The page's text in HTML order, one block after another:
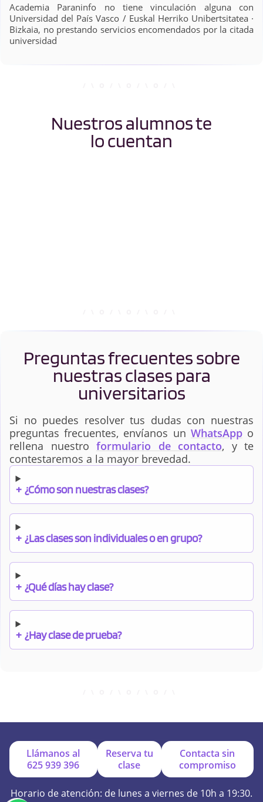
Academia Paraninfo no tiene vinculación alguna con
Universidad del País Vasco / Euskal Herriko Unibertsitatea ·
Bizkaia, no prestando servicios encomendados por la citada
universidad
Nuestros alumnos te
lo cuentan
Preguntas frecuentes sobre
nuestras clases para
universitarios
Si no puedes resolver tus dudas con nuestras
preguntas frecuentes, envíanos un WhatsAppo
rellena nuestro formulario de contacto, y te
contestaremos a la mayor brevedad.
+ ¿Cómo son nuestras clases?
+ ¿Las clases son individuales o en grupo?
+ ¿Qué días hay clase?
+ ¿Hay clase de prueba?
+ ¿Por qué online?
Llámanos al
625 939 396
Reserva tu
clase
Contacta sin
compromiso
Horario de atención: de lunes a viernes de 10h a 19:30.